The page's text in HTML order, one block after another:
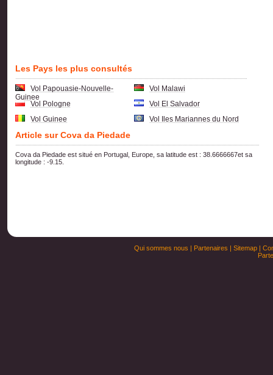
Les Pays les plus consultés
Vol Papouasie-Nouvelle-
Guinee
Vol Malawi
Vol Pologne
Vol El Salvador
Vol Guinee
Vol Iles Mariannes du Nord
Article sur Cova da Piedade
Cova da Piedade est situé en Portugal, Europe, sa latitude est : 38.6666667et sa
longitude : -9.15.
Qui sommes nous | Partenaires | Sitemap|